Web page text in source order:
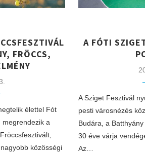
FRÖCCS,
élettel Fót
a
közösségi
A FÓTI
A Sziget Fesztivál
pesti városnézés
Budára, a
30 éve várja
Az…